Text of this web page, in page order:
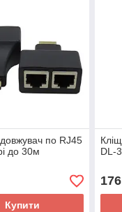
по RJ45
до 30м
Купити
DL-